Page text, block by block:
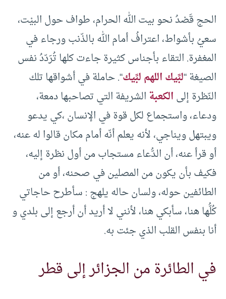
الحج قَصْدُ نحو بيت الله الحرام، طواف حول البيْت،
سعيُ بأشواط، اعترافُ أمام الله بالذّنب ورجاء في
المغفرة. التقاء بأجناس كثيرة جاءت كلها تُرَدّدُ نفس
الصيغة “لبَّيك اللهم لبَّيك“. حاملة في أشواقها تلك
النّظرة إلىالكعبةالشريفة التي تصاحبها دمعة،
ودعاء، واستجماع لكل قوة في الإنسان ،كي يدعو
ويبتهل ويناجي، لأنه يعلم أنّه أمام مكان قالوا له عنه،
أو قرأ عنه، أن الدُّعاء مستجاب من أول نظرة إليه،
فكيف بأن يكون من المصلين في صحنه، أو من
الطائفين حوله، ولسان حاله يلهج : سأطرح حاجاتي
كُلُّها هنا، سأبكي هنا، لأنني لا أريد أن أرجع إلى بلدي و
أنا بنفس القلب الذي جئت به.
في الطائرة من الجزائر إلى قطر